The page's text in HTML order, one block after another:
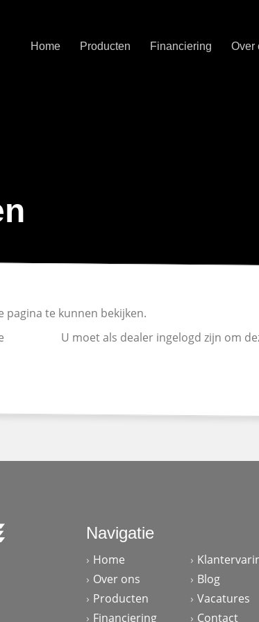
Home Producten Financiering Over
pagina te kunnen bekijken.
U moet als dealer ingelogd zijn om
Navigatie
Home
Over ons
Producten
Financiering
Blog
Vacatures
Contact